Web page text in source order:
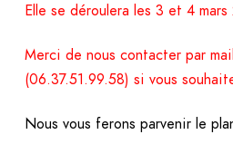
Elle se déroulera les 3 et 4
Merci de nous contacter par
(06.37.51.99.58) si vous
Nous vous ferons parvenir le